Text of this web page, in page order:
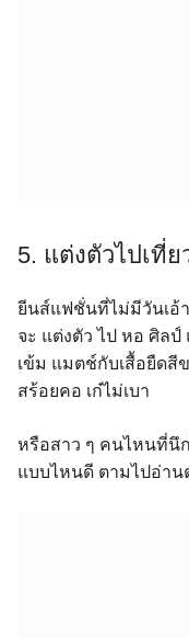
5. แต่งตัวไปเที่
ยีนส์แฟชั่นที่ไม่มีวันเอ้
จะ แต่งตัว ไป หอ ศิลป์
เข้ม แมตช์กับเสื้อยืดสี
สร้อยคอ เก๋ไม่เบา
หรือสาว ๆ คนไหนที่นึ
แบบไหนดี ตามไปอ่าน